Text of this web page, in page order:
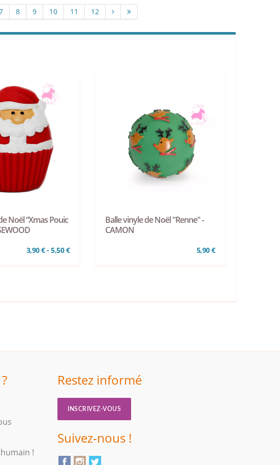
8 9 10 11 12
Noël “Xmas Pouic
3,90 € - 5,50 €
Balle vinyle de Noël "Renne" -
CAMON
5,90 €
!
Restez informé
INSCRIVEZ-VOUS
Suivez-nous !